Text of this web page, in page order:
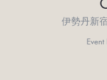
伊勢丹新
Event